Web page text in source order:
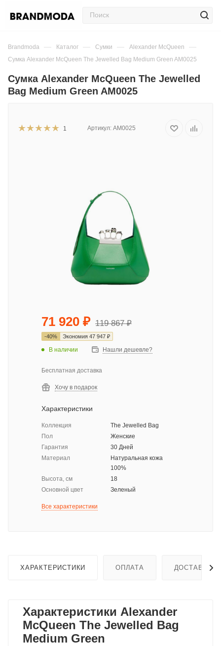
Brandmoda — Каталог — Сумки — Alexander McQueen —
Сумка Alexander McQueen The Jewelled Bag Medium Green AM0025
Сумка Alexander McQueen The Jewelled
Bag Medium Green AM0025
1 Артикул: AM0025
71 920 ₽ 119 867₽
-40% Экономия 47 947 ₽
В наличии Нашли дешевле?
Бесплатная доставка
Хочу в подарок
Характеристики
Коллекция
The Jewelled Bag
Пол
Женские
Гарантия
30 Дней
Материал
Натуральная кожа
100%
Высота, см
18
Основной цвет
Зеленый
Все характеристики
ХАРАКТЕРИСТИКИ ОПЛАТА ДОСТАВКА
Характеристики Alexander
McQueen The Jewelled Bag
Medium Green